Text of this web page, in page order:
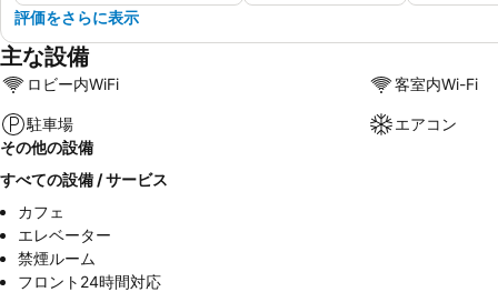
評価をさらに表示
主な設備
ロビー内WiFi 客室内Wi-Fi
駐車場
エアコン
その他の設備
すべての設備 / サービス
カフェ
エレベーター
禁煙ルーム
フロント24時間対応